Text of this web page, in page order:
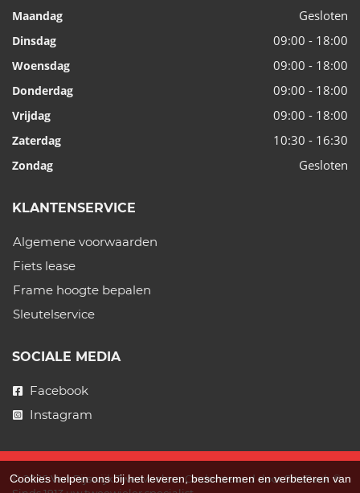
Maandag Gesloten
Dinsdag 09:00 - 18:00
Woensdag 09:00 - 18:00
Donderdag 09:00 - 18:00
Vrijdag 09:00 - 18:00
Zaterdag 10:30 - 16:30
Zondag Gesloten
KLANTENSERVICE
Algemene voorwaarden
Fiets lease
Frame hoogte bepalen
Sleutelservice
SOCIALE MEDIA
Facebook
Instagram
© 2026 Van Rijswijk Tweewielers. Ondersteund doorSitePack ®
Cookies helpen ons bij het leveren, beschermen en verbeteren van